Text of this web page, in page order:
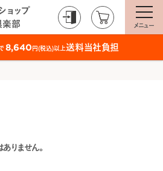
ョップ
部
メニュー
8,640円(税込)以上送料当社負担
りません。